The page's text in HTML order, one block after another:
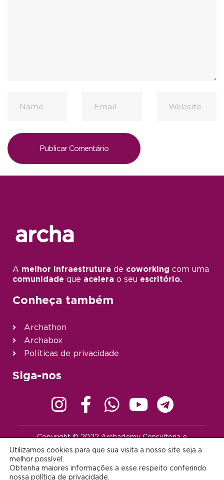
A melhor infraestrutura de coworking com uma
comunidade que acelera o seu escritório.
Conheça também
Archathon
Archabox
Políticas de privacidade
Siga-nos
Copyright © 2022 Archademy Consultoria e
reservados |contato@archademy.com.br |
Desenvolvido por:
Utilizamos cookies para que sua visita a nosso site seja a
melhor possível.
Obtenha maiores informações a esse respeito conferindo
nossa política de privacidade